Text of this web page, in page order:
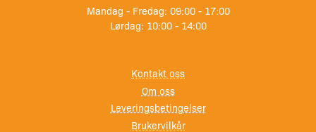
Mandag - Fredag: 09:00 - 17:00
Lørdag: 10:00 - 14:00
Kontakt oss
Om oss
Leveringsbetingelser
Brukervilkår